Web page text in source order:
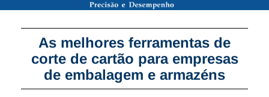
As melhores ferramentas de
corte de cartão para empresas
de embalagem e armazéns